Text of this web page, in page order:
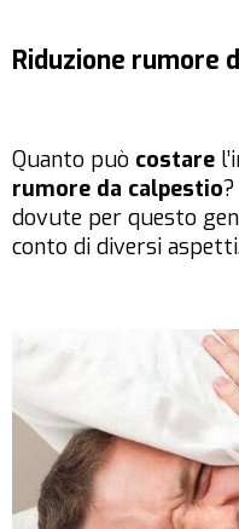
Riduzione rumore
Quanto può costare
rumore da calpestio
dovute per questo
conto di diversi